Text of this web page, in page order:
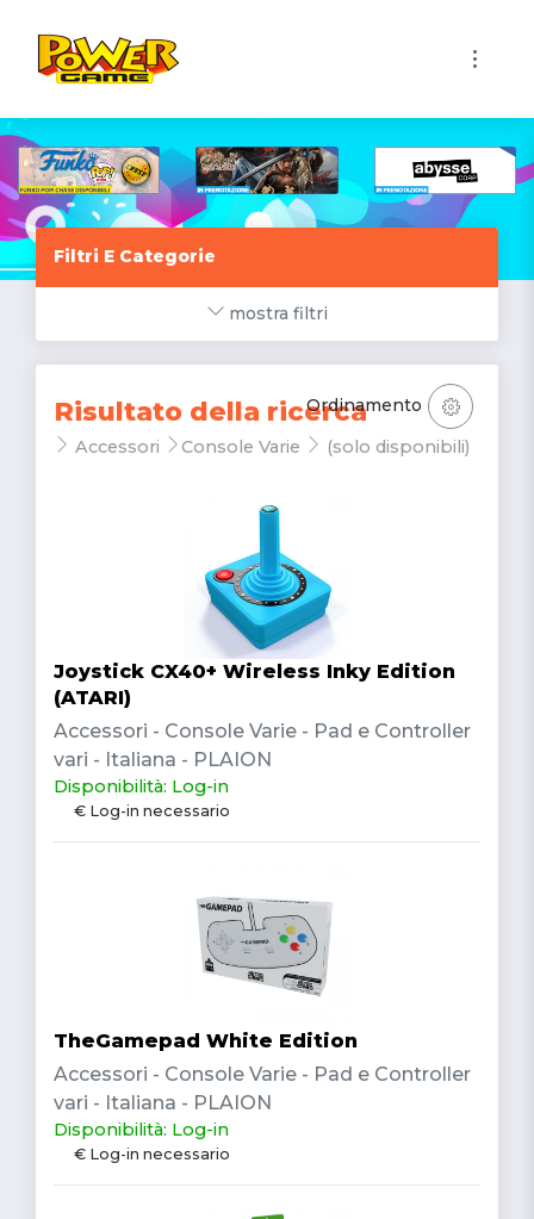
Filtri E Categorie
mostra filtri
Risultato della ricerca
Accessori Console Varie (solo disponibili)
Ordinamento
Joystick CX40+ Wireless Inky Edition
(ATARI)
Accessori - Console Varie - Pad e Controller
vari - Italiana - PLAION
Disponibilità: Log-in
€ Log-in necessario
TheGamepad White Edition
Accessori - Console Varie - Pad e Controller
vari - Italiana - PLAION
Disponibilità: Log-in
€ Log-in necessario